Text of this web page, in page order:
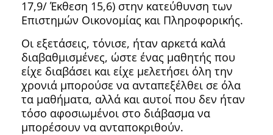
17,9/ Έκθεση 15,6) στην κατεύθυνση των
Επιστημών Οικονομίας και Πληροφορικής.
Οι εξετάσεις, τόνισε, ήταν αρκετά καλά
διαβαθμισμένες, ώστε ένας μαθητής που
είχε διαβάσει και είχε μελετήσει όλη την
χρονιά μπορούσε να ανταπεξέλθει σε όλα
τα μαθήματα, αλλά και αυτοί που δεν ήταν
τόσο αφοσιωμένοι στο διάβασμα να
μπορέσουν να ανταποκριθούν.